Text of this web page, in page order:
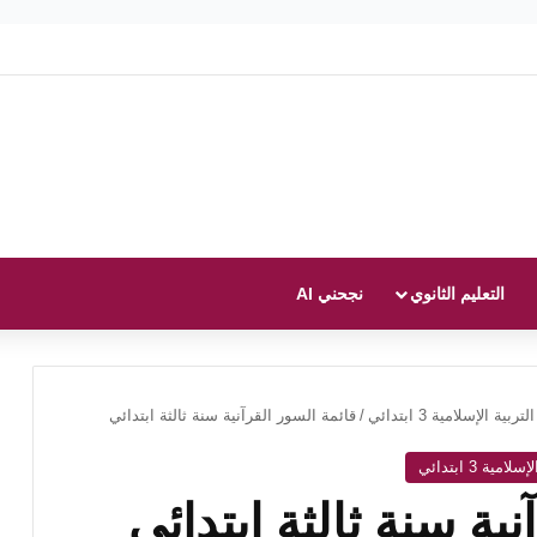
التعليم الثانوي نجحني AI
التربية الإسلامية 3 ابتدائي / قائمة السور القرآنية سنة ثالثة ابتدائي
3 ابتدائي
سنة ثالثة ابتدائي